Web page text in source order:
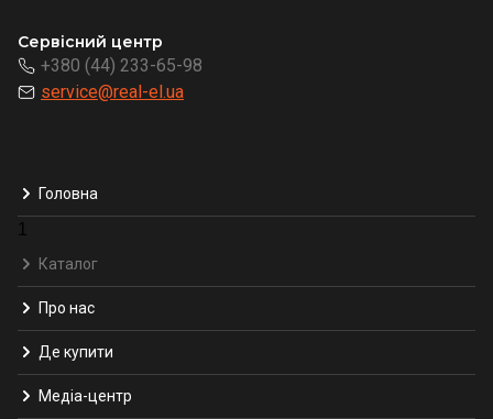
Сервісний центр
+380 (44) 233-65-98
service@real-el.ua
Головна
1
Каталог
Про нас
Де купити
Медіа-центр